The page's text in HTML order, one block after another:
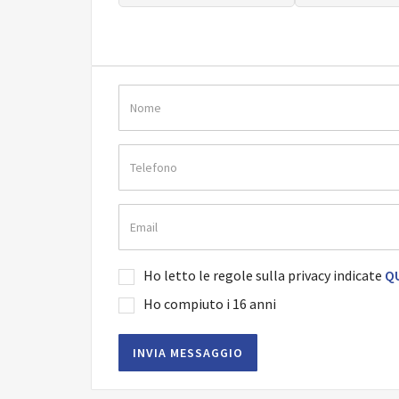
Ho letto le regole sulla privacy indicate
Ho compiuto i 16 anni